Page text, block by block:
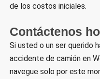
de los costos iniciales.
Contáctenos
Si usted o un ser querido
accidente de camión en
navegue solo por este